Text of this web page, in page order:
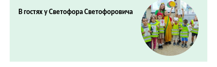
В гостях у Светофора Светофоровича